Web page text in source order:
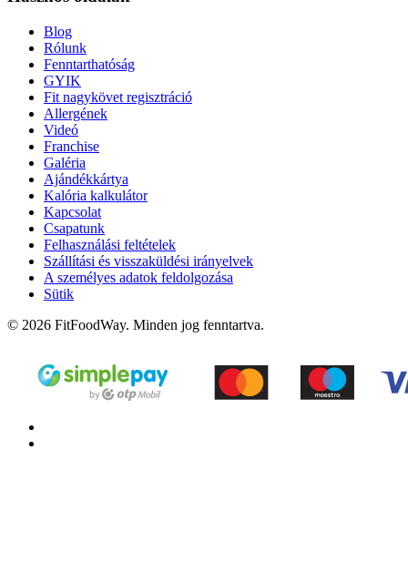
Blog
Rólunk
Fenntarthatóság
GYIK
Fit nagykövet regisztráció
Allergének
Videó
Franchise
Galéria
Ajándékkártya
Kalória kalkulátor
Kapcsolat
Csapatunk
Felhasználási feltételek
Szállítási és visszaküldési irányelvek
A személyes adatok feldolgozása
Sütik
© 2026 FitFoodWay. Minden jog fenntartva.